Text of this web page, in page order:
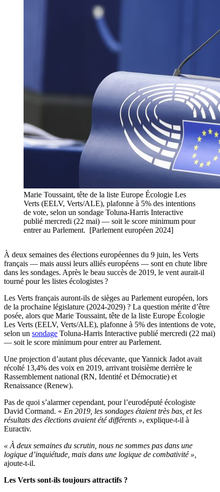
Marie Toussaint, tête de la liste Europe Écologie Les
Verts (EELV, Verts/ALE), plafonne à 5% des intentions
de vote, selon un sondage Toluna-Harris Interactive
publié mercredi (22 mai) — soit le score minimum pour
entrer au Parlement. [Parlement européen 2024]
À deux semaines des élections européennes du 9 juin, les Verts
français — mais aussi leurs alliés européens — sont en chute libre
dans les sondages. Après le beau succès de 2019, le vent aurait-il
tourné pour les listes écologistes ?
Les Verts français auront-ils de sièges au Parlement européen, lors
de la prochaine législature (2024-2029) ? La question mérite d’être
posée, alors que Marie Toussaint, tête de la liste Europe Écologie
Les Verts (EELV, Verts/ALE), plafonne à 5% des intentions de vote,
selon un sondage Toluna-Harris Interactive publié mercredi (22 mai)
— soit le score minimum pour entrer au Parlement.
Une projection d’autant plus décevante, que Yannick Jadot avait
récolté 13,4% des voix en 2019, arrivant troisième derrière le
Rassemblement national (RN, Identité et Démocratie) et
Renaissance (Renew).
Pas de quoi s’alarmer cependant, pour l’eurodéputé écologiste
David Cormand. « En 2019, les sondages étaient très bas, et les
résultats des élections avaient été différents », explique-t-il à
Euractiv.
« À deux semaines du scrutin, nous ne sommes pas dans une
logique d’inquiétude, mais dans une logique de combativité »,
ajoute-t-il.
Les Verts sont-ils toujours attractifs ?